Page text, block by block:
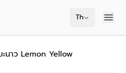
Th
นาว Lemon Yellow